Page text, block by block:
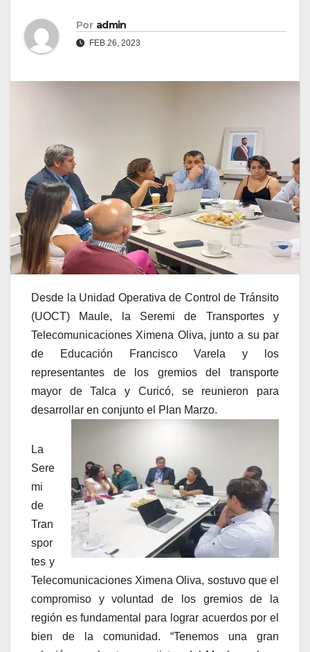
Por admin
FEB 26, 2023
Desde la Unidad Operativa de Control de Tránsito
(UOCT) Maule, la Seremi de Transportes y
Telecomunicaciones Ximena Oliva, junto a su par
de Educación Francisco Varela y los
representantes de los gremios del transporte
mayor de Talca y Curicó, se reunieron para
desarrollar en conjunto el Plan Marzo.
La
Sere
mi
de
Tran
spor
tes y
Telecomunicaciones Ximena Oliva, sostuvo que el
compromiso y voluntad de los gremios de la
región es fundamental para lograr acuerdos por el
bien de la comunidad. “Tenemos una gran